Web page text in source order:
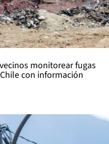
monitorear fugas
con información